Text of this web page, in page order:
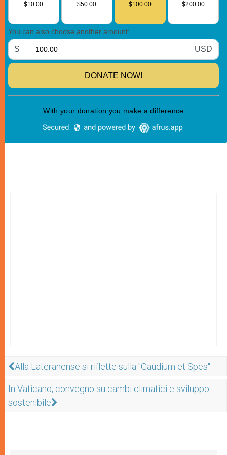
Alla Lateranense si riflette sulla "Gaudium et Spes"
In Vaticano, convegno su cambi climatici e sviluppo
sostenibile